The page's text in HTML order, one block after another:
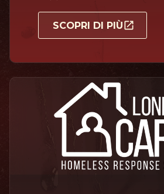
SCOPRI DI PIÙ